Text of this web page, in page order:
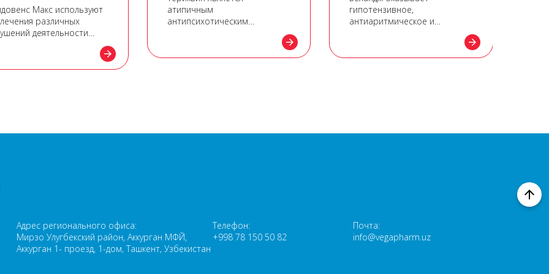
Макс используют
различных
деятельности
мозга, а также для
физической и
arrow_forward
атипичным
антипсихотическим
препаратом. Кветиапин и его
дезалкилкветиапин
arrow_forward
гипотензивное,
антиаритмическое и
arrow_forward
Адрес регионального офиса:
Мирзо Улугбекский район, Аккурган МФЙ,
Аккурган 1- проезд, 1-дом, Ташкент, Узбекистан
Телефон:
+998 78 150 50 82
Почта:
info@vegapharm.uz
arrow_upward